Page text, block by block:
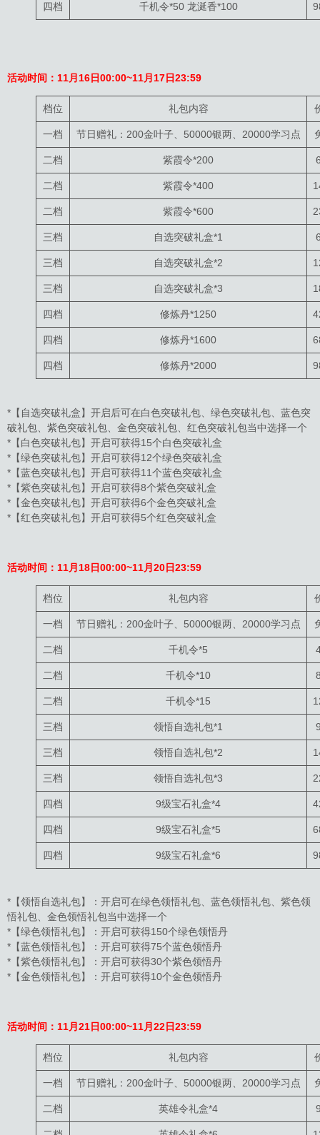
四档 千机令*50 龙涎香*100
活动时间：11月16日00:00~11月17日23:59
档位 礼包内容
一档 节日赠礼：200金叶子、50000银两、20000学习点
二档 紫霞令*200
二档 紫霞令*400
二档 紫霞令*600
三档 自选突破礼盒*1
三档 自选突破礼盒*2
三档 自选突破礼盒*3
四档 修炼丹*1250
四档 修炼丹*1600
四档 修炼丹*2000
*【自选突破礼盒】开启后可在白色突破礼包、绿色突破礼包、蓝色突
破礼包、紫色突破礼包、金色突破礼包、红色突破礼包当中选择一个
*【白色突破礼包】开启可获得15个白色突破礼盒
*【绿色突破礼包】开启可获得12个绿色突破礼盒
*【蓝色突破礼包】开启可获得11个蓝色突破礼盒
*【紫色突破礼包】开启可获得8个紫色突破礼盒
*【金色突破礼包】开启可获得6个金色突破礼盒
*【红色突破礼包】开启可获得5个红色突破礼盒
活动时间：11月18日00:00~11月20日23:59
档位 礼包内容
一档 节日赠礼：200金叶子、50000银两、20000学习点
二档 千机令*5
二档 千机令*10
二档 千机令*15
三档 领悟自选礼包*1
三档 领悟自选礼包*2
三档 领悟自选礼包*3
四档 9级宝石礼盒*4
四档 9级宝石礼盒*5
四档 9级宝石礼盒*6
*【领悟自选礼包】：开启可在绿色领悟礼包、蓝色领悟礼包、紫色领
悟礼包、金色领悟礼包当中选择一个
*【绿色领悟礼包】：开启可获得150个绿色领悟丹
*【蓝色领悟礼包】：开启可获得75个蓝色领悟丹
*【紫色领悟礼包】：开启可获得30个紫色领悟丹
*【金色领悟礼包】：开启可获得10个金色领悟丹
活动时间：11月21日00:00~11月22日23:59
档位 礼包内容
一档 节日赠礼：200金叶子、50000银两、20000学习点
二档 英雄令礼盒*4